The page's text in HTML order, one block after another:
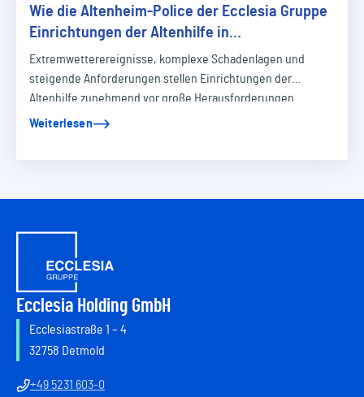
Wie die Altenheim-Police der Ecclesia Gruppe
Einrichtungen der Altenhilfe in
Krisensituationen unterstützt
Extremwetterereignisse, komplexe Schadenlagen und
steigende Anforderungen stellen Einrichtungen der
Altenhilfe zunehmend vor große Herausforderungen.…
Weiterlesen
Ecclesia Holding GmbH
Ecclesiastraße 1 – 4
32758 Detmold
+49 5231 603-0